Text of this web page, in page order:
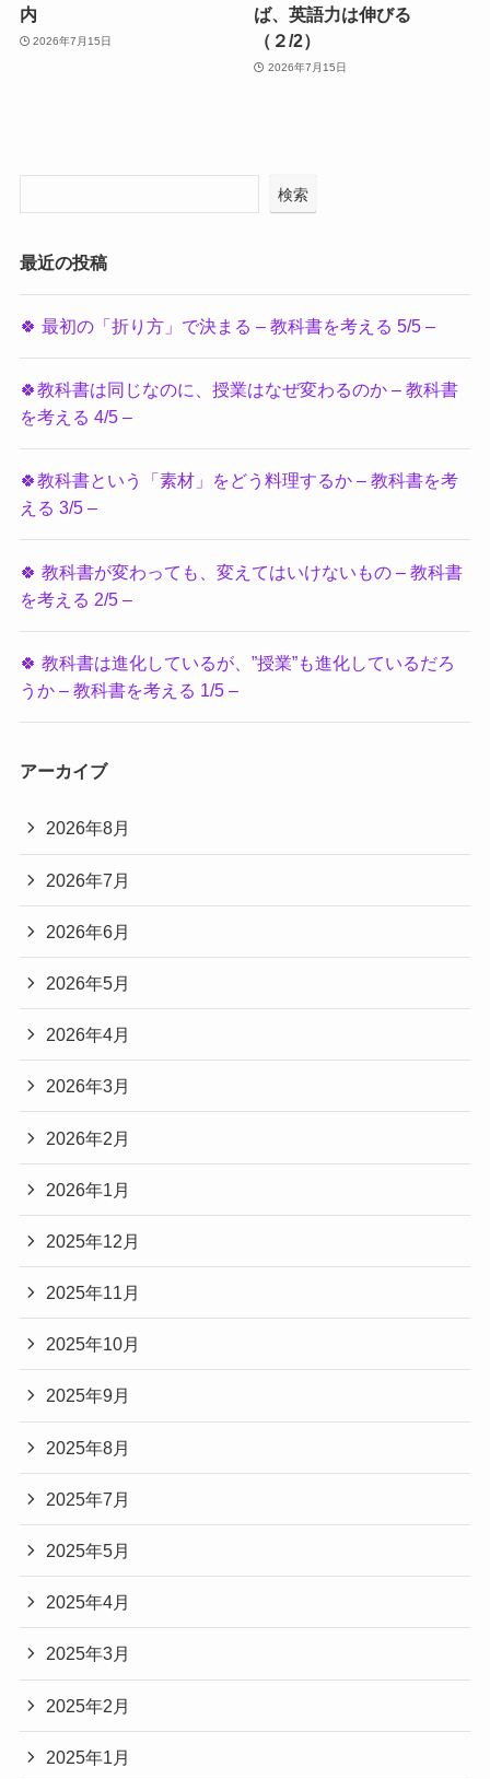
内
2026年7月15日
ば、英語力は伸びる
（２/2）
2026年7月15日
検索
最近の投稿
🍀 最初の「折り方」で決まる – 教科書を考える 5/5 –
🍀教科書は同じなのに、授業はなぜ変わるのか – 教科書
を考える 4/5 –
🍀教科書という「素材」をどう料理するか – 教科書を考
える 3/5 –
🍀 教科書が変わっても、変えてはいけないもの – 教科書
を考える 2/5 –
🍀 教科書は進化しているが、”授業”も進化しているだろ
うか – 教科書を考える 1/5 –
アーカイブ
2026年8月
2026年7月
2026年6月
2026年5月
2026年4月
2026年3月
2026年2月
2026年1月
2025年12月
2025年11月
2025年10月
2025年9月
2025年8月
2025年7月
2025年5月
2025年4月
2025年3月
2025年2月
2025年1月